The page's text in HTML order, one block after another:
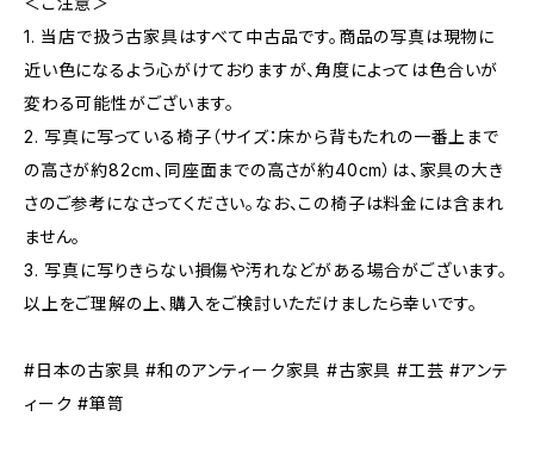
1. 当店で扱う古家具はすべて中古品です。商品の写真は現物に
近い色になるよう心がけておりますが、角度によっては色合いが
変わる可能性がございます。
2. 写真に写っている椅子（サイズ：床から背もたれの一番上まで
の高さが約82cm、同座面までの高さが約40cm）は、家具の大き
さのご参考になさってください。なお、この椅子は料金には含まれ
ません。
3. 写真に写りきらない損傷や汚れなどがある場合がございます。
以上をご理解の上、購入をご検討いただけましたら幸いです。
#日本の古家具 #和のアンティーク家具 #古家具 #工芸 #アンテ
ィーク #箪笥